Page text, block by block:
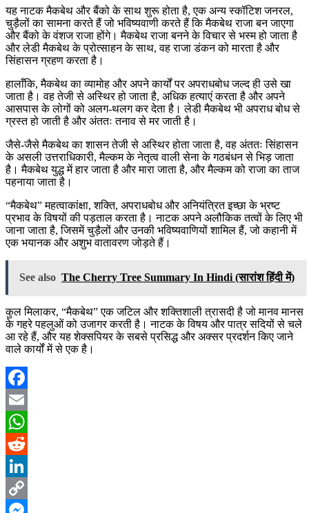
यह नाटक मैकबेथ और बैंको के साथ शुरू होता है, एक अन्य स्कॉटिश जनरल,
चुड़ैलों का सामना करते हैं जो भविष्यवाणी करते हैं कि मैकबेथ राजा बन जाएगा
और बैंको के वंशज राजा होंगे। मैकबेथ राजा बनने के विचार से भस्म हो जाता है
और लेडी मैकबेथ के प्रोत्साहन के साथ, वह राजा डंकन को मारता है और
सिंहासन ग्रहण करता है।
हालाँकि, मैकबेथ का व्यामोह और अपने कार्यों पर अपराधबोध जल्द ही उसे खा
जाता है। वह तेजी से अस्थिर हो जाता है, अधिक हत्याएं करता है और अपने
आसपास के लोगों को अलग-थलग कर देता है। लेडी मैकबेथ भी अपराध बोध से
ग्रस्त हो जाती है और अंततः तनाव से मर जाती है।
जैसे-जैसे मैकबेथ का शासन तेजी से अस्थिर होता जाता है, वह अंततः सिंहासन
के असली उत्तराधिकारी, मैल्कम के नेतृत्व वाली सेना के गठबंधन से भिड़ जाता
है। मैकबेथ युद्ध में हार जाता है और मारा जाता है, और मैल्कम को राजा का ताज
पहनाया जाता है।
“मैकबेथ” महत्वाकांक्षा, शक्ति, अपराधबोध और अनियंत्रित इच्छा के भ्रष्ट
प्रभाव के विषयों की पड़ताल करता है। नाटक अपने अलौकिक तत्वों के लिए भी
जाना जाता है, जिसमें चुड़ैलों और उनकी भविष्यवाणियों शामिल हैं, जो कहानी में
एक भयानक और अशुभ वातावरण जोड़ते हैं।
See also The Cherry Tree Summary In Hindi (सारांश हिंदी में)
कुल मिलाकर, “मैकबेथ” एक जटिल और शक्तिशाली त्रासदी है जो मानव मानस
के गहरे पहलुओं को उजागर करती है। नाटक के विषय और पात्र सदियों से चले
आ रहे हैं, और यह शेक्सपियर के सबसे प्रसिद्ध और अक्सर प्रदर्शन किए जाने
वाले कार्यों में से एक है।
Facebook
Email
WhatsApp
Reddit
LinkedIn
Copy